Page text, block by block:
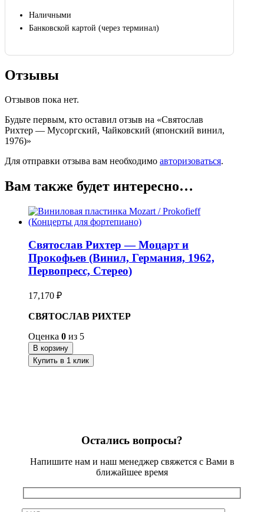
Наличными
Банковской картой (через терминал)
Отзывы
Отзывов пока нет.
Будьте первым, кто оставил отзыв на «Святослав
Рихтер — Мусоргский, Чайковский (японский винил,
1976)»
Для отправки отзыва вам необходимо авторизоваться.
Вам также будет интересно…
Святослав Рихтер — Моцарт и
Прокофьев (Винил, Германия, 1962,
Первопресс, Стерео)
17,170 ₽
СВЯТОСЛАВ РИХТЕР
Оценка 0 из 5
В корзину
Купить в 1 клик
Остались вопросы?
Напишите нам и наш менеджер свяжется с Вами в
ближайшее время